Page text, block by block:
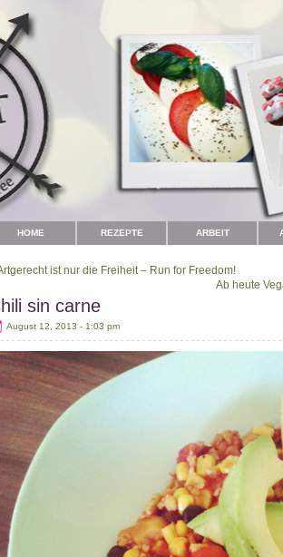
HOME REZEPTE ARBEIT
ist nur die Freiheit – Run for Freedom!
Ab heute
sin carne
August 12, 2013 - 1:03 pm